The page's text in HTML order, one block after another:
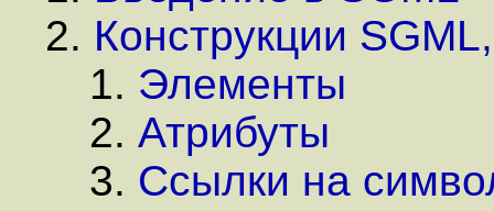
Конструкции
Элементы
Атрибуты
Ссылки на